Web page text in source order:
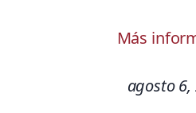
Más
agosto 6,